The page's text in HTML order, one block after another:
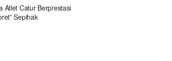
Atlet Catur Berprestasi
Sepihak